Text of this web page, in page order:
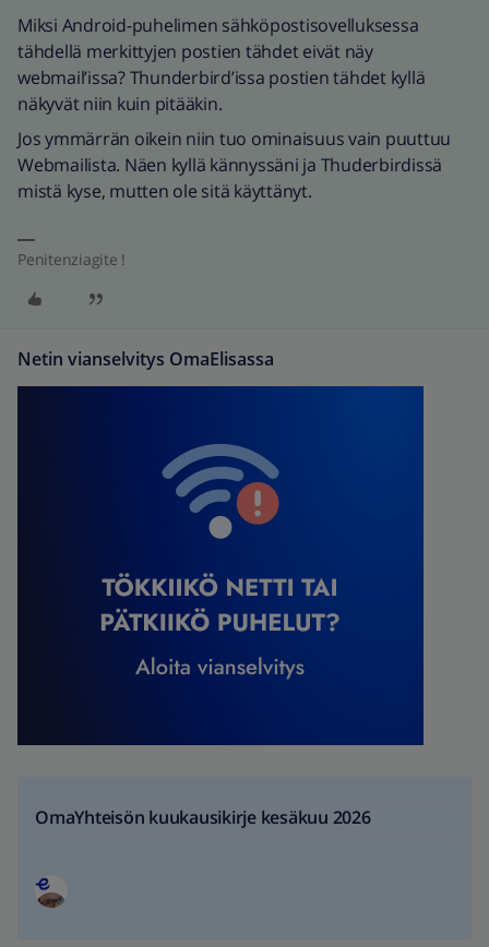
Miksi Android-puhelimen sähköpostisovelluksessa
tähdellä merkittyjen postien tähdet eivät näy
webmail’issa? Thunderbird’issa postien tähdet kyllä
näkyvät niin kuin pitääkin.
Jos ymmärrän oikein niin tuo ominaisuus vain puuttuu
Webmailista. Näen kyllä kännyssäni ja Thuderbirdissä
mistä kyse, mutten ole sitä käyttänyt.
Penitenziagite !
Netin vianselvitys OmaElisassa
OmaYhteisön kuukausikirje kesäkuu 2026